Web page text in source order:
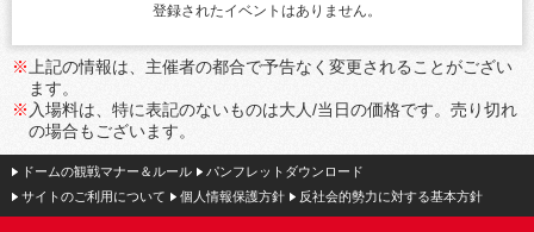
登録されたイベントはありません。
※ 上記の情報は、主催者の都合で予告なく変更されることがござい
ます。
※ 入場料は、特に表記のないものは大人/当日の価格です。売り切れ
の場合もございます。
ドームの観戦マナー＆ルール
パンフレットダウンロード
サイトのご利用について
個人情報保護方針 反社会的勢力に対する基本方針